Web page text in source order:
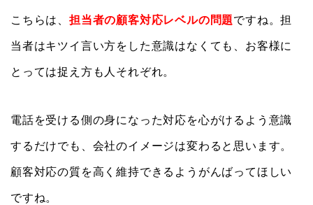
こちらは、 担当者の顧客対応レベルの問題ですね。担
当者はキツイ言い方をした意識はなくても、お客様に
とっては捉え方も人それぞれ。
電話を受ける側の身になった対応を心がけるよう意識
するだけでも、会社のイメージは変わると思います。
顧客対応の質を高く維持できるようがんばってほしい
ですね。